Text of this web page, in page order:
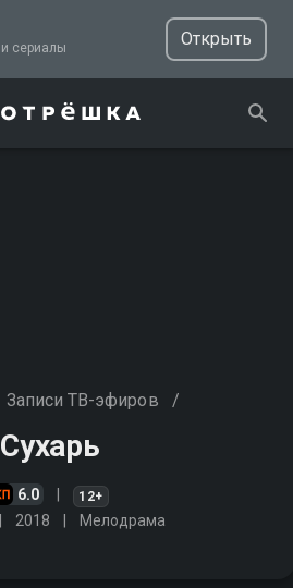
ТВ, фильмы и сериалы
Открыть
Записи ТВ-эфиров /
Сухарь
6.0 12+
2018 Мелодрама